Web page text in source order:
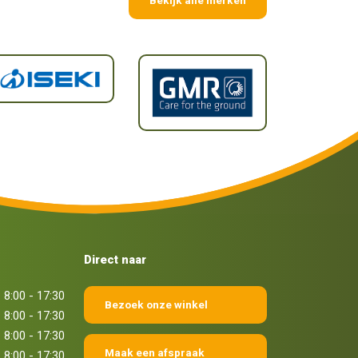
8:00 - 17:30
8:00 - 17:30
8:00 - 17:30
Direct naar
Bezoek onze winkel
Maak een afspraak